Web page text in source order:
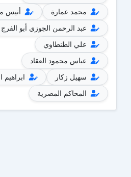
محمد عمارة
أنيس
عبد الرحمن الجوزي أبو الفرج
علي الطنطاوي
عباس محمود العقاد
سهيل زكار
ابراهيم
المحاكم المصرية